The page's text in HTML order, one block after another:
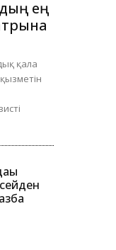
ең
қала